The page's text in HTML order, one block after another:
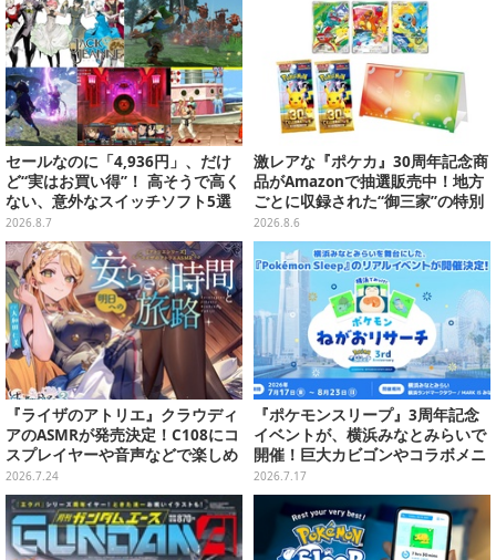
セールなのに「4,936円」、だけ
ど“実はお買い得”！ 高そうで高く
ない、意外なスイッチソフト5選
2026.8.7
激レアな『ポケカ』30周年記念商
品がAmazonで抽選販売中！地方
ごとに収録された“御三家”の特別
カード
2026.8.6
『ライザのアトリエ』クラウディ
アのASMRが発売決定！C108にコ
スプレイヤーや音声などで楽しめ
るブースを出展
2026.7.24
『ポケモンスリープ』3周年記念
イベントが、横浜みなとみらいで
開催！巨大カビゴンやコラボメニ
ューなど限定企画がいっぱい
2026.7.17